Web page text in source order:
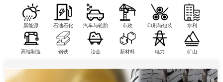
新能源 石油石化 汽车与轮胎 市政 印刷与包装 水利
高端制造 钢铁 冶金 新材料 电力 矿山